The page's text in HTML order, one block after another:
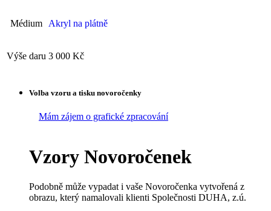
Médium Akryl na plátně
Výše daru 3 000 Kč
Volba vzoru a tisku novoročenky
Mám zájem o grafické zpracování
Vzory Novoročenek
Podobně může vypadat i vaše Novoročenka vytvořená z
obrazu, který namalovali klienti Společnosti DUHA, z.ú.